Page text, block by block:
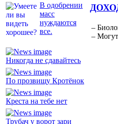
В одобрении
масс
нуждаются
все.
Никогда не сдавайтесь
По прозвищу Кротёнок
Креста на тебе нет
Трубач у ворот зари
–
–